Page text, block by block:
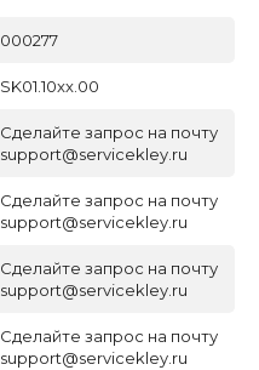
000277
SK01.10xx.00
Сделайте запрос на почту
support@servicekley.ru
Сделайте запрос на почту
support@servicekley.ru
Сделайте запрос на почту
support@servicekley.ru
Сделайте запрос на почту
support@servicekley.ru